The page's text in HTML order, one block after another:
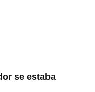
se estaba